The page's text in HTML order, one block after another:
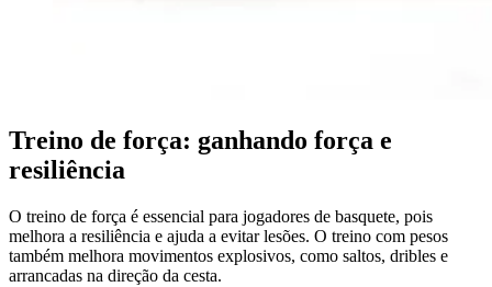
Treino de força: ganhando força e
resiliência
O treino de força é essencial para jogadores de basquete, pois
melhora a resiliência e ajuda a evitar lesões. O treino com pesos
também melhora movimentos explosivos, como saltos, dribles e
arrancadas na direção da cesta.